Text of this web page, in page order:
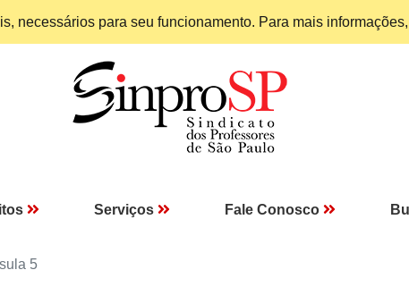
necessários para seu funcionamento. Para mais
Serviços Fale Conosco
5